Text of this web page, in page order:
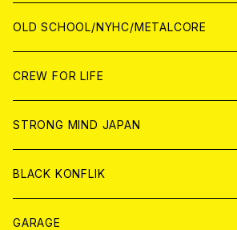
ANALOG
ANALOG
CD
ANALOG
CD
ANALOG
WORLD
CD
ANALOG
JAPAN
CD
ANALOG
WORLD
CD
ANALOG
OLD SCHOOL/NYHC/METALCORE
JAPAN
CD
ANALOG
WORLD
CD
ANALOG
CREW FOR LIFE
STRONG MIND JAPAN
BLACK KONFLIK
GARAGE